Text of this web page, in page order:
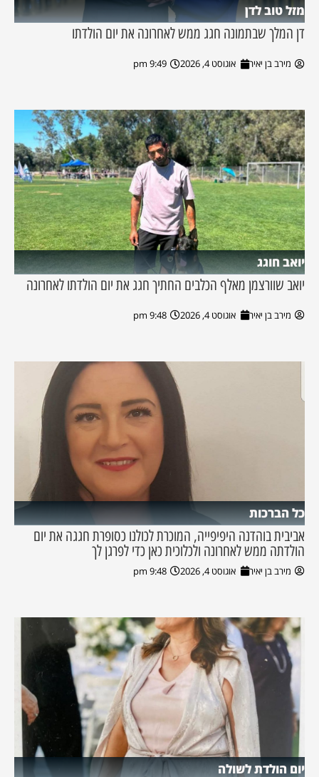
מזל טוב לדן
דן המלך שבתמונה חגג ממש לאחרונה את יום הולדתו
מירב בן יאיר אוגוסט 4, 2026 9:49 pm
יואב חוגג
יואב שוורצמן מאלף הכלבים החתיך חגג את יום הולדתו לאחרונה
מירב בן יאיר אוגוסט 4, 2026 9:48 pm
כל הברכות
אביבית בוהדנה היפיפייה, המוכרת לכולנו כסופרת חגגה את יום
הולדתה ממש לאחרונה ולכלוכית כאן כדי לפרגן לך
מירב בן יאיר אוגוסט 4, 2026 9:48 pm
יום הולדת לשולה